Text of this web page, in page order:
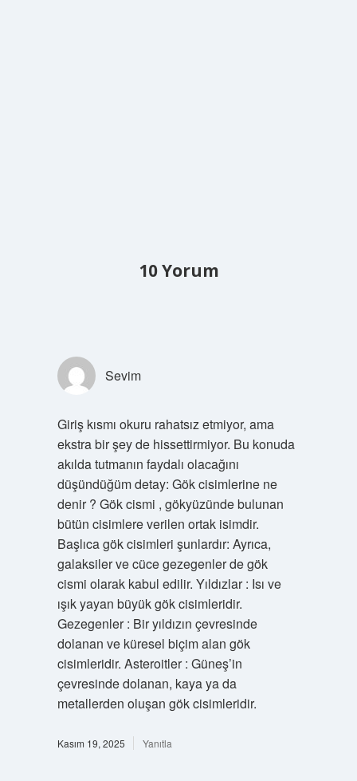
10 Yorum
Sevim
Giriş kısmı okuru rahatsız etmiyor, ama
ekstra bir şey de hissettirmiyor. Bu konuda
akılda tutmanın faydalı olacağını
düşündüğüm detay: Gök cisimlerine ne
denir ? Gök cismi , gökyüzünde bulunan
bütün cisimlere verilen ortak isimdir.
Başlıca gök cisimleri şunlardır: Ayrıca,
galaksiler ve cüce gezegenler de gök
cismi olarak kabul edilir. Yıldızlar : Isı ve
ışık yayan büyük gök cisimleridir.
Gezegenler : Bir yıldızın çevresinde
dolanan ve küresel biçim alan gök
cisimleridir. Asteroitler : Güneş’in
çevresinde dolanan, kaya ya da
metallerden oluşan gök cisimleridir.
Kasım 19, 2025 Yanıtla